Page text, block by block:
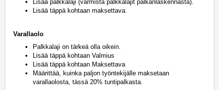
Lisää palkkalaji (varmista palkkalajit palkanlaskennasta).
Lisää täppä kohtaan maksettava.
Varallaolo
Palkkalaji on tärkeä olla oikein.
Lisää täppä kohtaan Valmius
Lisää täppä kohtaan Maksettava
Määrittää, kuinka paljon työntekijälle maksetaan
varallaolosta, tässä 20% tuntipalkasta.